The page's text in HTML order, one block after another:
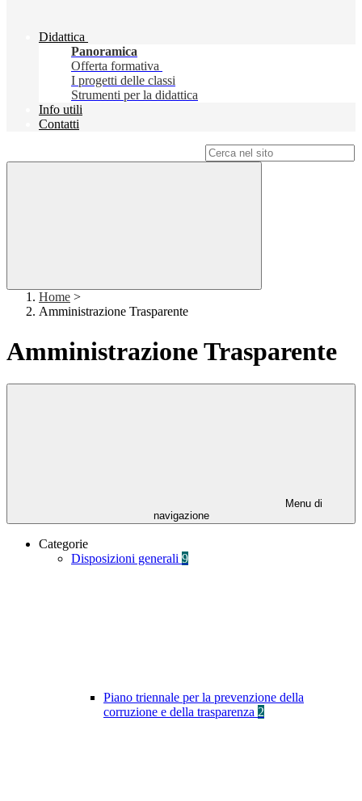
Didattica
Panoramica
Offerta formativa
I progetti delle classi
Strumenti per la didattica
Info utili
Contatti
Home >
Amministrazione Trasparente
Amministrazione Trasparente
Menu di
navigazione
Categorie
Disposizioni generali 9
Piano triennale per la prevenzione della
corruzione e della trasparenza 2